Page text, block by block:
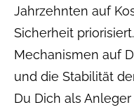
Jahrzehnten auf
Sicherheit
Mechanismen auf
und die Stabilität
Du Dich als